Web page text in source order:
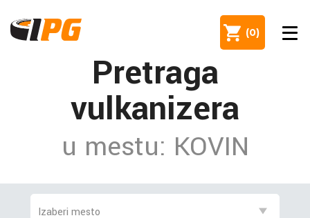
(0)
Pretraga
vulkanizera
u mestu: KOVIN